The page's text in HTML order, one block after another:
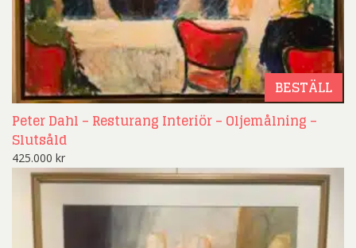
BESTÄLL
Peter Dahl – Resturang Interiör – Oljemålning –
Slutsåld
425.000 kr